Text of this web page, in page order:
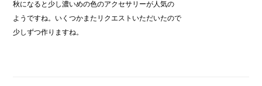
秋になると少し濃いめの色のアクセサリーが人気の
ようですね。いくつかまたリクエストいただいたので
少しずつ作りますね。